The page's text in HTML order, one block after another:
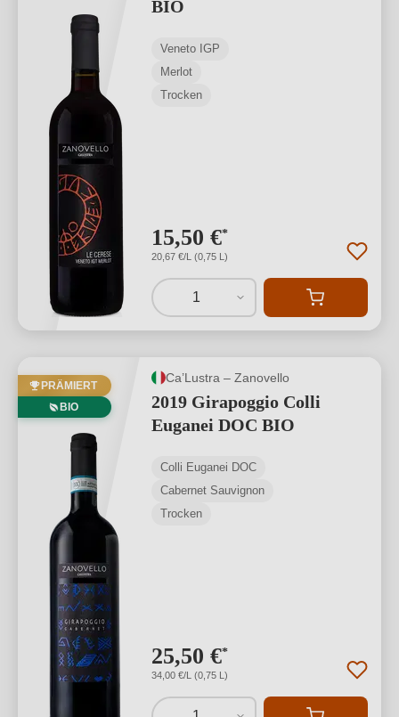
BIO
Veneto IGP
Merlot
Trocken
15,50 €*
20,67 €/L (0,75 L)
1
PRÄMIERT
BIO
Ca’Lustra – Zanovello
2019 Girapoggio Colli
Euganei DOC BIO
Colli Euganei DOC
Cabernet Sauvignon
Trocken
25,50 €*
34,00 €/L (0,75 L)